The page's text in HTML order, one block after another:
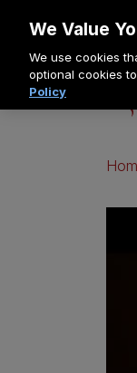
Inhalt
springen
We Value
We use cookies
optional cookies
Policy